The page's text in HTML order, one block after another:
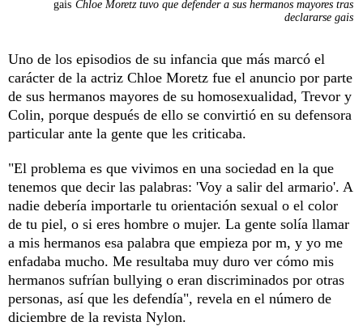
gais Chloe Moretz tuvo que defender a sus hermanos mayores tras
declararse gais
Uno de los episodios de su infancia que más marcó el
carácter de la actriz Chloe Moretz fue el anuncio por parte
de sus hermanos mayores de su homosexualidad, Trevor y
Colin, porque después de ello se convirtió en su defensora
particular ante la gente que les criticaba.
"El problema es que vivimos en una sociedad en la que
tenemos que decir las palabras: 'Voy a salir del armario'. A
nadie debería importarle tu orientación sexual o el color
de tu piel, o si eres hombre o mujer. La gente solía llamar
a mis hermanos esa palabra que empieza por m, y yo me
enfadaba mucho. Me resultaba muy duro ver cómo mis
hermanos sufrían bullying o eran discriminados por otras
personas, así que les defendía", revela en el número de
diciembre de la revista Nylon.